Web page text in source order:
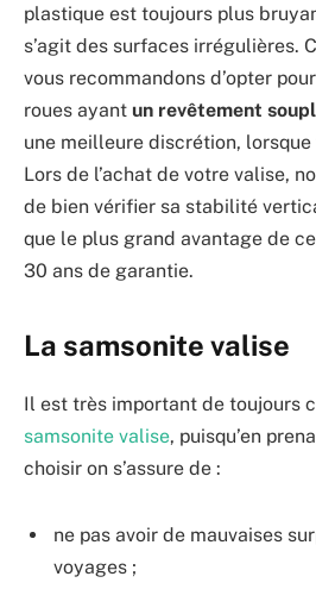
plastique est toujours plus
s’agit des surfaces irrégulières.
vous recommandons d’opter
roues ayant un revêtement
une meilleure discrétion, lorsque
Lors de l’achat de votre valise,
de bien vérifier sa stabilité
que le plus grand avantage de
30 ans de garantie.
La samsonite valise
Il est très important de toujours
samsonite valise, puisqu’en
choisir on s’assure de :
ne pas avoir de mauvaises
voyages ;